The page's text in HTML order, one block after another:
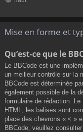
Mise en forme et
Qu’est-ce que le
Le BBCode est une
un meilleur contrôle sur la
BBCode est déterminée
également possible de la
formulaire de rédaction.
HTML, les balises sont
place des chevrons « < »
BBCode, veuillez